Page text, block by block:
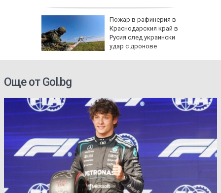
Пожар в рафинерия в
Краснодарския край в
Русия след украински
удар с дронове
Още от Gol.bg